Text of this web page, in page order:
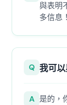
與表明
多信息！
Q 我可
A 是的，